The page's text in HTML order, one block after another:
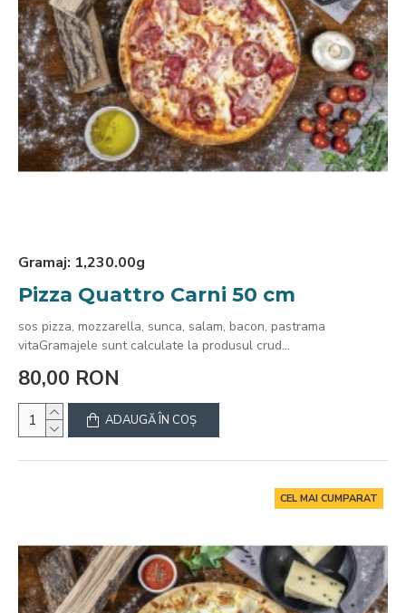
Gramaj: 1,230.00g
Pizza Quattro Carni 50 cm
sos pizza, mozzarella, sunca, salam, bacon, pastrama
vitaGramajele sunt calculate la produsul crud...
80,00 RON
ADAUGĂ ÎN COŞ
CEL MAI CUMPARAT